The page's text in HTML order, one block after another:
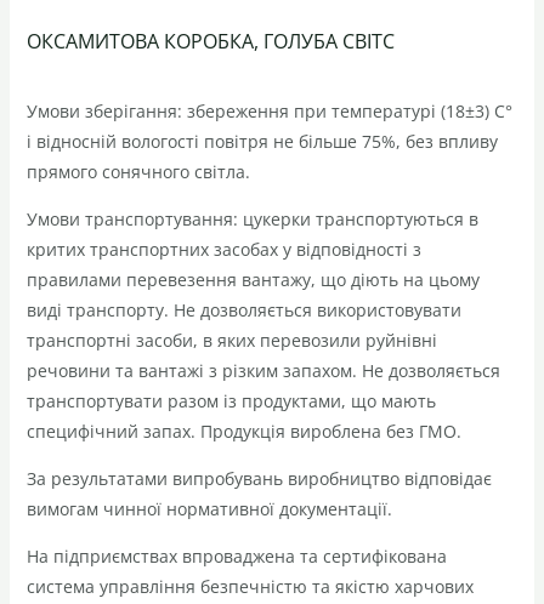
ОКСАМИТОВА КОРОБКА, ГОЛУБА СВІТС
Умови зберігання: збереження при температурі (18±3) С°
і відносній вологості повітря не більше 75%, без впливу
прямого сонячного світла.
Умови транспортування: цукерки транспортуються в
критих транспортних засобах у відповідності з
правилами перевезення вантажу, що діють на цьому
виді транспорту. Не дозволяється використовувати
транспортні засоби, в яких перевозили руйнівні
речовини та вантажі з різким запахом. Не дозволяється
транспортувати разом із продуктами, що мають
специфічний запах. Продукція вироблена без ГМО.
За результатами випробувань виробництво відповідає
вимогам чинної нормативної документації.
На підприємствах впроваджена та сертифікована
система управління безпечністю та якістю харчових